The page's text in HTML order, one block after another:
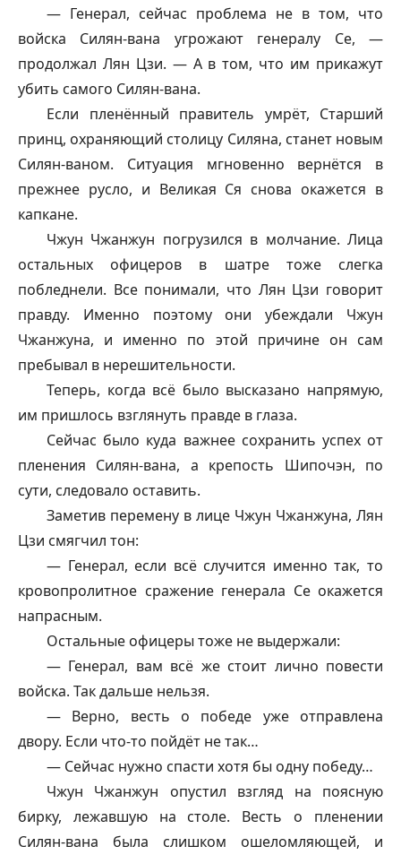
— Генерал, сейчас проблема не в том, что
войска Силян-вана угрожают генералу Се, —
продолжал Лян Цзи. — А в том, что им прикажут
убить самого Силян-вана.
Если пленённый правитель умрёт, Старший
принц, охраняющий столицу Силяна, станет новым
Силян-ваном. Ситуация мгновенно вернётся в
прежнее русло, и Великая Ся снова окажется в
капкане.
Чжун Чжанжун погрузился в молчание. Лица
остальных офицеров в шатре тоже слегка
побледнели. Все понимали, что Лян Цзи говорит
правду. Именно поэтому они убеждали Чжун
Чжанжуна, и именно по этой причине он сам
пребывал в нерешительности.
Теперь, когда всё было высказано напрямую,
им пришлось взглянуть правде в глаза.
Сейчас было куда важнее сохранить успех от
пленения Силян-вана, а крепость Шипочэн, по
сути, следовало оставить.
Заметив перемену в лице Чжун Чжанжуна, Лян
Цзи смягчил тон:
— Генерал, если всё случится именно так, то
кровопролитное сражение генерала Се окажется
напрасным.
Остальные офицеры тоже не выдержали:
— Генерал, вам всё же стоит лично повести
войска. Так дальше нельзя.
— Верно, весть о победе уже отправлена
двору. Если что-то пойдёт не так…
— Сейчас нужно спасти хотя бы одну победу…
Чжун Чжанжун опустил взгляд на поясную
бирку, лежавшую на столе. Весть о пленении
Силян-вана была слишком ошеломляющей, и